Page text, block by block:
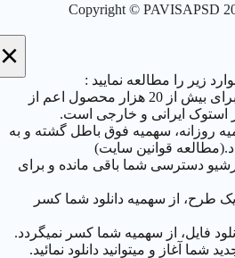
Copyright © PAVISAPSD
×
زیر را مطالعه نمایید :
:: اشتراکی که تهیه می‌کنید برای بیش از 20 هزار محصول اعم از
استوک ایرانی و خارجی است.
روزانه، سهمیه فوق باطل گشته و به
قوانین سایت)
دسترسی شما باقی مانده و برای
طرح، از سهمیه دانلود شما کسر
فایل، از سهمیه شما کسر نمیگردد.